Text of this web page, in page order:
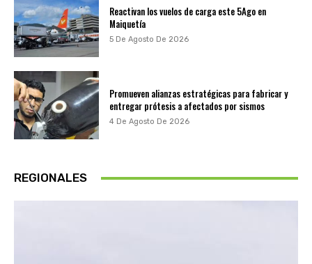
Reactivan los vuelos de carga este 5Ago en
Maiquetía
5 De Agosto De 2026
Promueven alianzas estratégicas para fabricar y
entregar prótesis a afectados por sismos
4 De Agosto De 2026
REGIONALES